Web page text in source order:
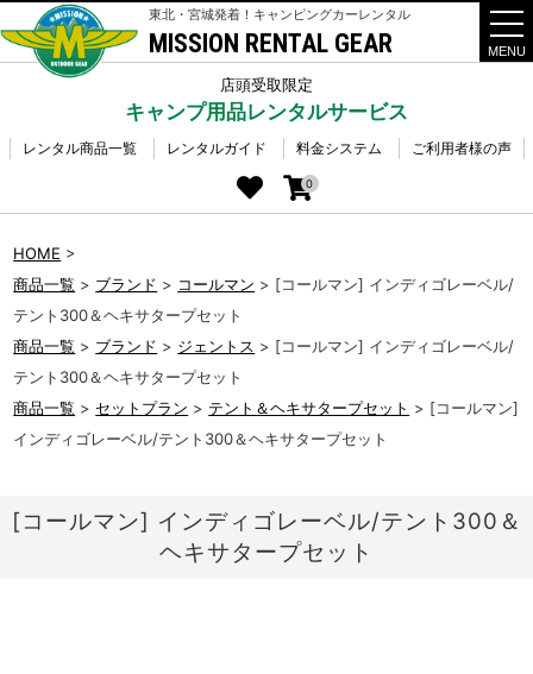
東北・宮城発着！キャンピングカーレンタル
MISSION RENTAL GEAR
t
o
n
g
o
店頭受取限定
キャンプ用品レンタルサービス
レンタル商品一覧 レンタルガイド 料金システム ご利用者様の声
0
HOME >
商品一覧 > ブランド > コールマン > [コールマン] インディゴレーベル/
テント300＆ヘキサタープセット
商品一覧 > ブランド > ジェントス > [コールマン] インディゴレーベル/
テント300＆ヘキサタープセット
商品一覧 > セットプラン > テント＆ヘキサタープセット > [コールマン]
インディゴレーベル/テント300＆ヘキサタープセット
[コールマン] インディゴレーベル/テント300＆
ヘキサタープセット